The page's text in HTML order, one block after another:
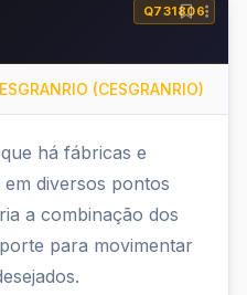
Q731806
(CESGRANRIO)
há fábricas e
diversos pontos
a combinação dos
para movimentar